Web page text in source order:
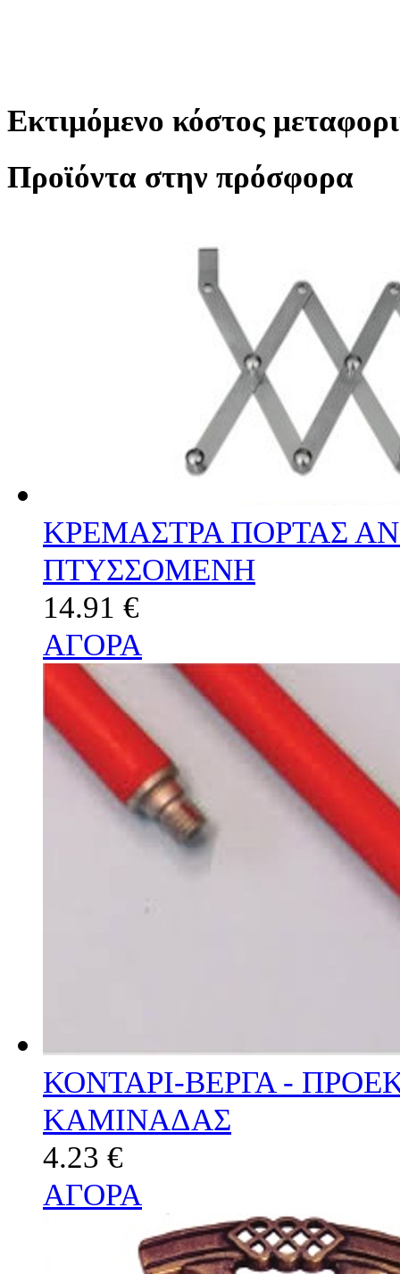
Eκτιμόμενο κόστος
Προϊόντα στην πρόσφορα
ΚΡΕΜΑΣΤΡΑ ΠΟΡΤΑΣ
ΠΤΥΣΣΟΜΕΝΗ
14.91 €
ΑΓΟΡΑ
ΚΟΝΤΑΡΙ-ΒΕΡΓΑ -
ΚΑΜΙΝΑΔΑΣ
4.23 €
ΑΓΟΡΑ